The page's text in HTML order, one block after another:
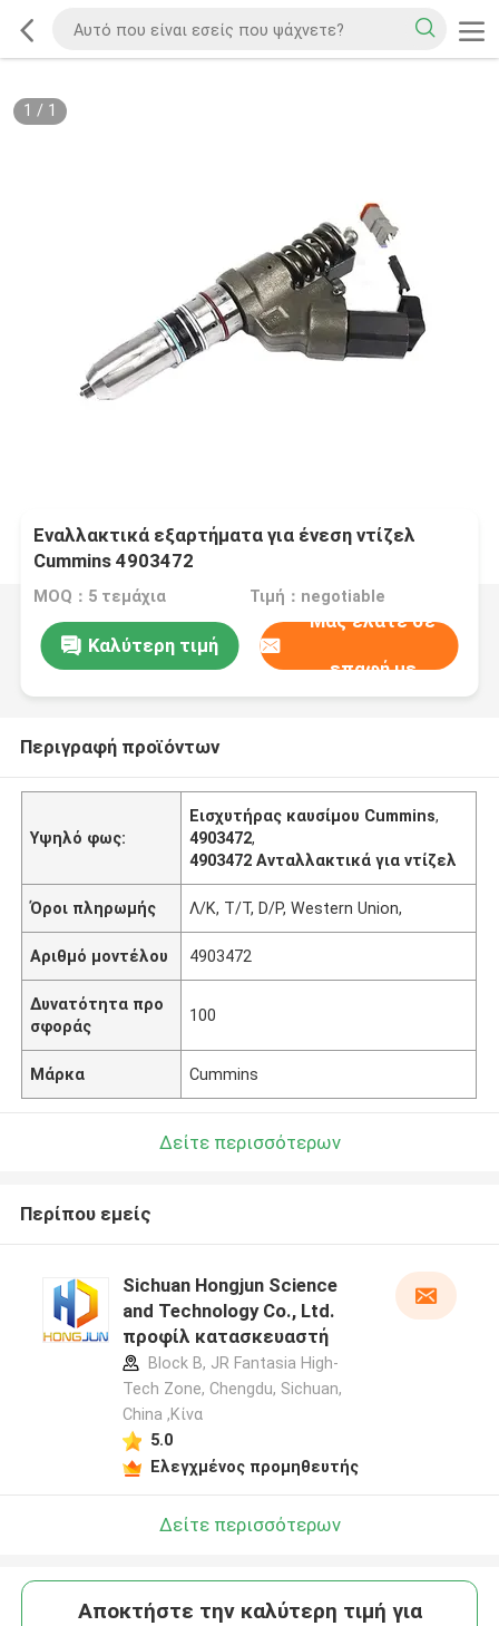
1 / 1
Εναλλακτικά εξαρτήματα για ένεση ντίζελ
Cummins 4903472
MOQ：5 τεμάχια Τιμή：negotiable
Καλύτερη τιμή
Μας ελάτε σε
επαφή με
Περιγραφή προϊόντων
Υψηλό φως:
Εισχυτήρας καυσίμου Cummins,
4903472,
4903472 Ανταλλακτικά για ντίζελ
Όροι πληρωμής Λ/Κ, T/T, D/P, Western Union,
Αριθμό μοντέλου 4903472
Δυνατότητα προ
σφοράς
100
Μάρκα Cummins
Δείτε περισσότερων
Περίπου εμείς
Sichuan Hongjun Science
and Technology Co., Ltd.
προφίλ κατασκευαστή
Block B, JR Fantasia High-
Tech Zone, Chengdu, Sichuan,
China ,Κίνα
5.0
Ελεγχμένος προμηθευτής
Δείτε περισσότερων
Αποκτήστε την καλύτερη τιμή για